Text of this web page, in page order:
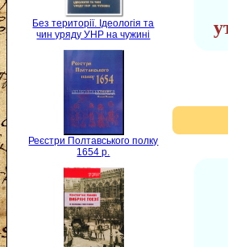
Без території. Ідеологія та
чин уряду УНР на чужині
Реєстри Полтавського полку
1654 р.